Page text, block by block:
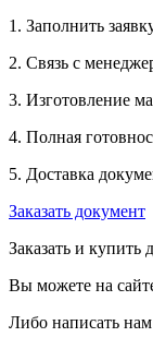
1. Заполнить
2. Связь с
3. Изготовление
4. Полная
5. Доставка
Заказать документ
Заказать и
Вы можете на
Либо написать